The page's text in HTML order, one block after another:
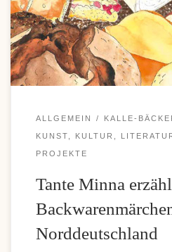
Einzahlungen und komfortable
Zahlungsoption bei vielen Casino-
sich über moderne
ALLGEMEIN KALLE-
KUNST, KULTUR,
PROJEKTE
Tante Minna
Norddeutschland